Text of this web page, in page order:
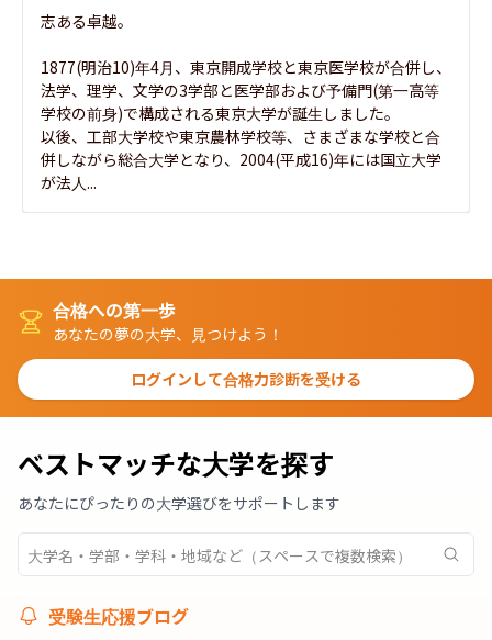
志ある卓越。
1877(明治10)年4月、東京開成学校と東京医学校が合併し、
法学、理学、文学の3学部と医学部および予備門(第一高等
学校の前身)で構成される東京大学が誕生しました。
以後、工部大学校や東京農林学校等、さまざまな学校と合
併しながら総合大学となり、2004(平成16)年には国立大学
が法人...
合格への第一歩
あなたの夢の大学、見つけよう！
ログインして合格力診断を受ける
ベストマッチな大学を探す
あなたにぴったりの大学選びをサポートします
受験生応援ブログ